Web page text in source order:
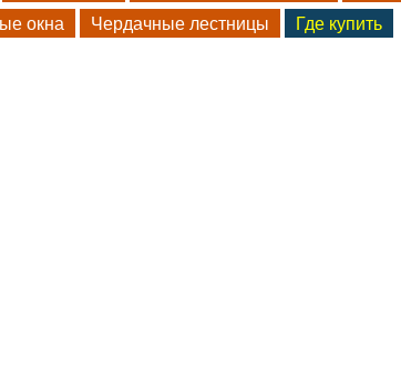
окна Чердачные лестницы Где купить